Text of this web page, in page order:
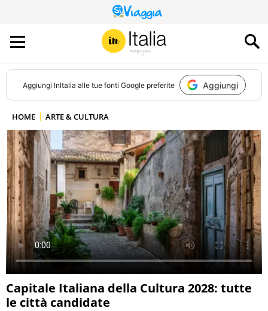
QUESTO
SITO
CONTRIBUISCE
ALL’AUDIENCE
DI
Aggiungi InItalia alle tue fonti Google preferite Aggiungi
HOME ARTE & CULTURA
Capitale Italiana della Cultura 2028: tutte
le città candidate